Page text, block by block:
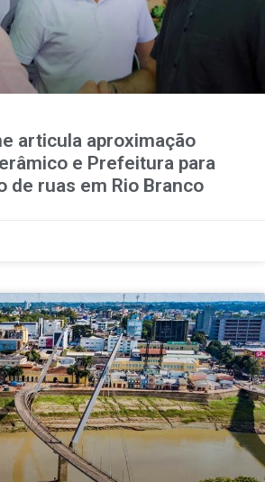
articula aproximação
e Prefeitura para
de ruas em Rio Branco